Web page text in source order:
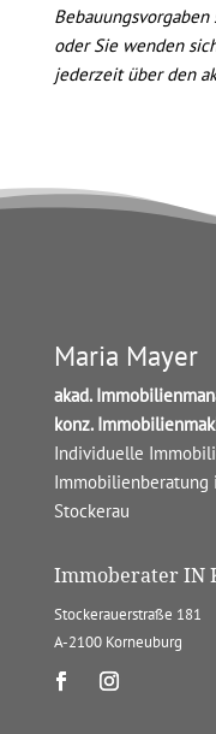
oder Sie wenden
jederzeit über den
Maria Mayer
akad.
konz.
Individuelle
Immobilienberatung
Stockerau
Immoberater IN
Stockerauerstraße 181
A-2100 Korneuburg